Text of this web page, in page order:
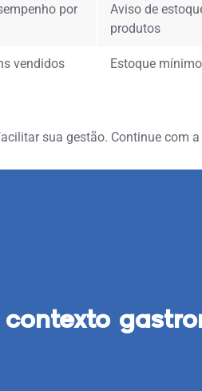
por
Aviso de
produtos
vendidos Estoque
sua gestão. Continue com